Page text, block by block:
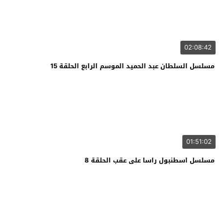
02:08:42
مسلسل السلطان عبد الحميد الموسم الرابع الحلقة 15
01:51:02
مسلسل اسطنبول راسا على عقب الحلقة 8